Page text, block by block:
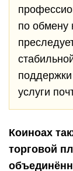
по обмену
услуги
Коиноах
торговой